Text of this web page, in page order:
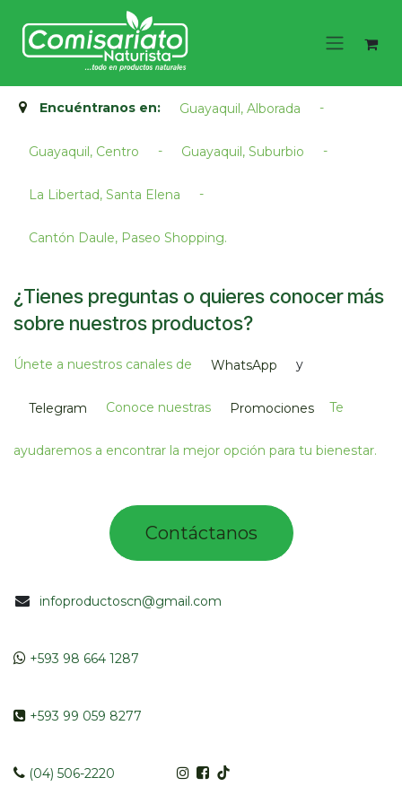
Encuéntranos en: Guayaquil, Alborada -
Guayaquil, Centro - Guayaquil, Suburbio -
La Libertad, Santa Elena -
Cantón Daule, Paseo Shopping.​
¿Tienes preguntas o quieres conocer más
sobre nuestros productos?
Únete a nuestros canales de WhatsApp y
Telegram Conoce nuestras Promociones Te
ayudaremos a encontrar la mejor opción para tu bienestar.
infoproductoscn@gmail.com
+593 98 664 1287
​ +593 99 059 8277
(04) 506-2220
Contác​tano​​​s​​​​​